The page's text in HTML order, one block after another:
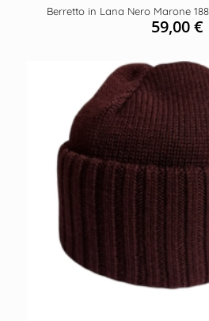
Berretto in Lana Nero Marone
59,00€